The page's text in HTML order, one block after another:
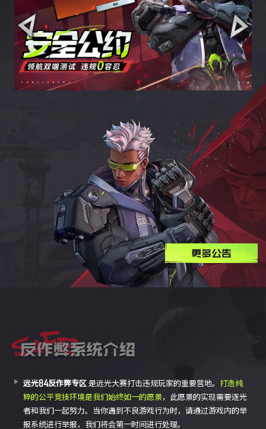
远光84反作弊专区是远光大赛打击违规玩家的重要营地。 打造纯
粹的公平竞技环境是我们始终如一的愿景，此愿景的实现需要逐光
者和我们一起努力。当你遇到不良游戏行为时，请通过游戏内的举
报系统进行举报，我们将会第一时间进行处理。